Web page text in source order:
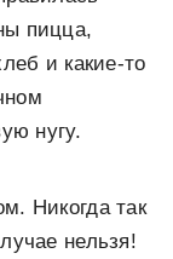
пицца,
и какие-то
нугу.
Никогда так
нельзя!